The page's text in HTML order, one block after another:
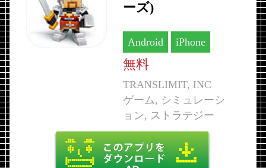
ーズ)
Android iPhone
無料
TRANSLIMIT, INC
ゲーム, シミュレーシ
ョン, ストラテジー